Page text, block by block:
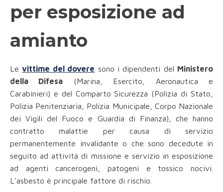
per esposizione ad
amianto
Levittime del dovere sono i dipendenti del Ministero
della Difesa (Marina, Esercito, Aeronautica e
Carabinieri) e del Comparto Sicurezza (Polizia di Stato,
Polizia Penitenziaria, Polizia Municipale, Corpo Nazionale
dei Vigili del Fuoco e Guardia di Finanza), che hanno
contratto malattie per causa di servizio
permanentemente invalidante o che sono decedute in
seguito ad attività di missione e servizio in esposizione
ad agenti cancerogeni, patogeni e tossico nocivi.
L'asbesto è principale fattore di rischio.